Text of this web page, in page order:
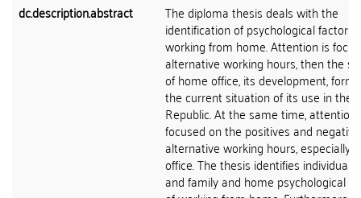
dc.description.abstract
The diploma thesis deals with the
identification of psychological factors
working from home. Attention is
alternative working hours, then the
of home office, its development,
the current situation of its use in the
Republic. At the same time, attention
focused on the positives and
alternative working hours, especially
office. The thesis identifies individual,
and family and home psychological